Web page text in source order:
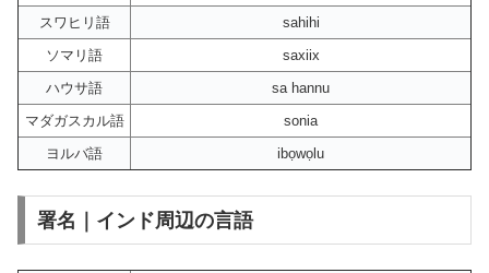
スワヒリ語
sahihi
ソマリ語
saxiix
ハウサ語
sa hannu
マダガスカル語
sonia
ヨルバ語
ibọwọlu
署名｜インド周辺の言語